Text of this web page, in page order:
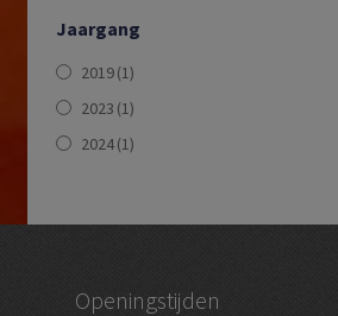
Jaargang
2019(1)
2023 (1)
2024(1)
Openingstijden